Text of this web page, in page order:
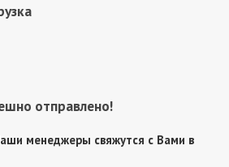
отправлено!
менеджеры свяжутся с Вами в